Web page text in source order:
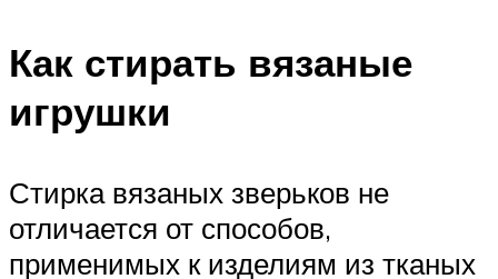
Как стирать вязаные
игрушки
Стирка вязаных зверьков не
отличается от способов,
применимых к изделиям из тканых